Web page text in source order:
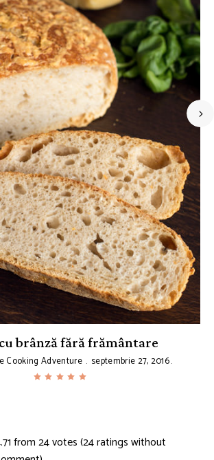
brânză fără frământare
Cooking Adventure septembrie 27, 2016
from 24 votes (24 ratings without